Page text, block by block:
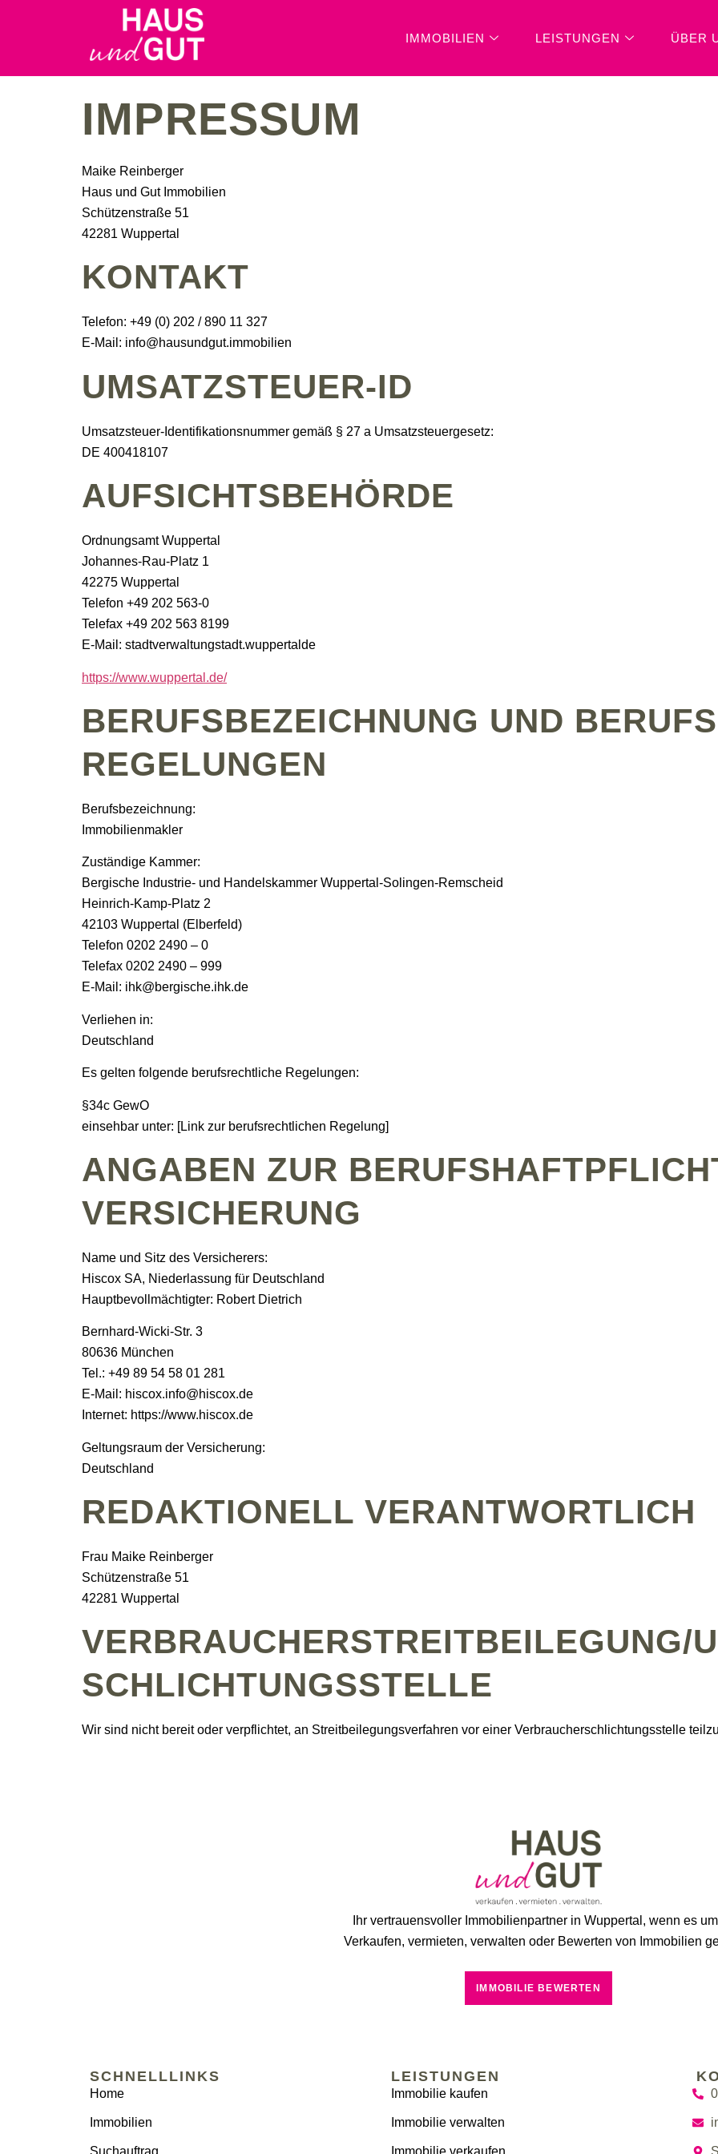
IMMOBILIEN LEISTUNGEN ÜBER
IMPRESSUM
Maike Reinberger
Haus und Gut Immobilien
Schützenstraße 51
42281 Wuppertal
KONTAKT
Telefon: +49 (0) 202 / 890 11 327
E-Mail: info@hausundgut.immobilien
UMSATZSTEUER-ID
Umsatzsteuer-Identifikationsnummer gemäß § 27 a Umsatzsteuergesetz:
DE 400418107
AUFSICHTSBEHÖRDE
Ordnungsamt Wuppertal
Johannes-Rau-Platz 1
42275 Wuppertal
Telefon +49 202 563-0
Telefax +49 202 563 8199
E-Mail: stadtverwaltungstadt.wuppertalde
https://www.wuppertal.de/
BERUFSBEZEICHNUNG UND
REGELUNGEN
Berufsbezeichnung:
Immobilienmakler
Zuständige Kammer:
Bergische Industrie- und Handelskammer Wuppertal-Solingen-Remscheid
Heinrich-Kamp-Platz 2
42103 Wuppertal (Elberfeld)
Telefon 0202 2490 – 0
Telefax 0202 2490 – 999
E-Mail: ihk@bergische.ihk.de
Verliehen in:
Deutschland
Es gelten folgende berufsrechtliche Regelungen:
§34c GewO
einsehbar unter: [Link zur berufsrechtlichen Regelung]
ANGABEN ZUR
VERSICHERUNG
Name und Sitz des Versicherers:
Hiscox SA, Niederlassung für Deutschland
Hauptbevollmächtigter: Robert Dietrich
Bernhard-Wicki-Str. 3
80636 München
Tel.: +49 89 54 58 01 281
E-Mail: hiscox.info@hiscox.de
Internet: https://www.hiscox.de
Geltungsraum der Versicherung:
Deutschland
REDAKTIONELL VERANTWORTLICH
Frau Maike Reinberger
Schützenstraße 51
42281 Wuppertal
VERBRAUCHER­STREIT­BEILEGUNG/
SCHLICHTUNGS­STELLE
Wir sind nicht bereit oder verpflichtet, an Streitbeilegungsverfahren vor einer Verbraucherschlichtungsstelle
Ihr vertrauensvoller Immobilienpartner in Wuppertal, wenn es
Verkaufen, vermieten, verwalten oder Bewerten von Immobilien
IMMOBILIE BEWERTEN
SCHNELLLINKS
Home
Immobilien
LEISTUNGEN
Immobilie kaufen
Immobilie verwalten